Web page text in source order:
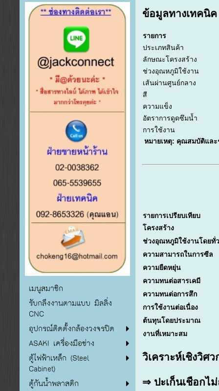
เมนูสมาชิก
รับกลึงงานตามแบบ มิลลิ่ง
CNC
อุปกรณ์ติดตั้งกล้องวงจรปิด
ASAKI เครื่องมือช่าง
ตู้ไฟฟ้าเหล็ก (Steel
Cabinet)
ตู้กันน้ำพลาสติก
ข้อมูลทางเทคนิ
รายการ
ประเภทสินค้า
ลักษณะโครงสร้าง
ช่วงอุณหภูมิใช้งาน
เส้นผ่านศูนย์กลาง
สี
ความแข็ง
อัตราการดูดซึมน้ำ
การใช้งาน
หมายเหตุ: คุณสมบัติและ
รายการเปรียบเทียบ
โครงสร้าง
ช่วงอุณหภูมิใช้งานโดยทั่
ความสามารถในการซีล
ความยืดหยุ่น
ความทนต่อสารเคมี
ความทนต่อการสึก
การใช้งานต่อเนื่อง
ต้นทุนโดยประมาณ
งานที่เหมาะสม
วิเคราะห์เชิงวิศ
⇒ ปะเก็นเชือกไ